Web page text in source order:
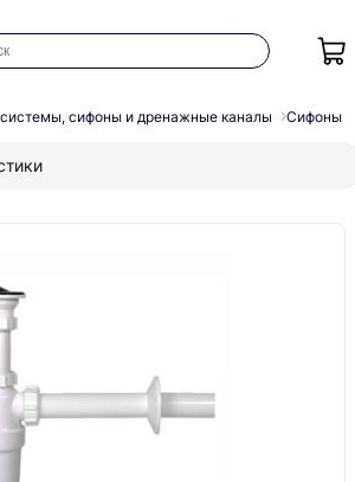
сифоны и дренажные каналы Сифоны